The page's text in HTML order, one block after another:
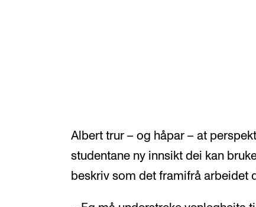
Albert trur – og håpar – at
studentane ny innsikt dei kan
beskriv som det framifrå arbeidet